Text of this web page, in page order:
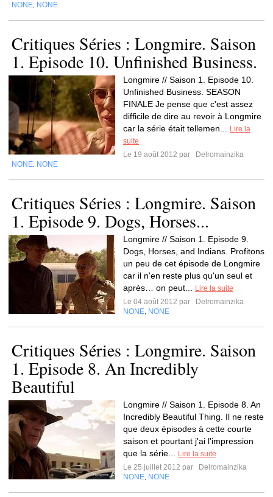
NONE NONE
Critiques Séries : Longmire. Saison
1. Episode 10. Unfinished Business.
Longmire // Saison 1. Episode 10.
Unfinished Business. SEASON
FINALE Je pense que c'est assez
difficile de dire au revoir à Longmire
car la série était tellemen...
Lire la
suite
Le 19 août 2012 par
Delromainzika
NONE NONE
Critiques Séries : Longmire. Saison
1. Episode 9. Dogs, Horses...
Longmire // Saison 1. Episode 9.
Dogs, Horses, and Indians. Profitons
un peu de cet épisode de Longmire
car il n'en reste plus qu'un seul et
après… on peut...
Lire la suite
Le 04 août 2012 par
Delromainzika
NONE NONE
Critiques Séries : Longmire. Saison
1. Episode 8. An Incredibly
Beautiful
Longmire // Saison 1. Episode 8. An
Incredibly Beautiful Thing. Il ne reste
que deux épisodes à cette courte
saison et pourtant j'ai l'impression
que la série...
Lire la suite
Le 25 juillet 2012 par
Delromainzika
NONE NONE